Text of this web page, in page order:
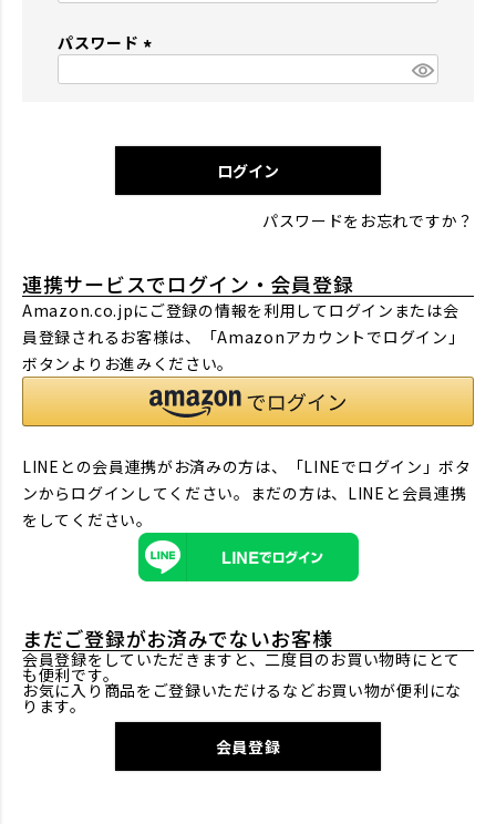
パスワード
)
ログイン
パスワードをお忘れですか？
連携サービスでログイン・会員登録
Amazon.co.jpにご登録の情報を利用してログインまたは会
員登録されるお客様は、「Amazonアカウントでログイン」
ボタンよりお進みください。
LINEとの会員連携がお済みの方は、「LINEでログイン」ボタ
ンからログインしてください。まだの方は、 LINEと会員連携
をしてください。
まだご登録がお済みでないお客様
会員登録をしていただきますと、二度目のお買い物時にとて
も便利です。
お気に入り商品をご登録いただけるなどお買い物が便利にな
ります。
会員登録